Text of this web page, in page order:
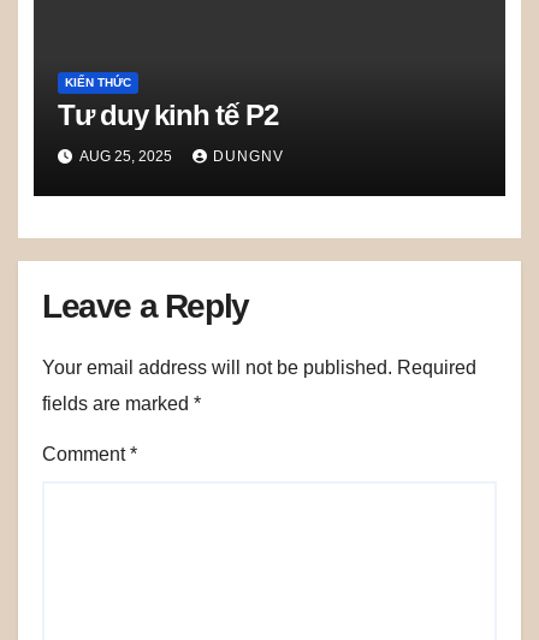
KIẾN THỨC
Tư duy kinh tế P2
AUG 25, 2025 DUNGNV
Leave a Reply
Your email address will not be published. Required
fields are marked *
Comment*